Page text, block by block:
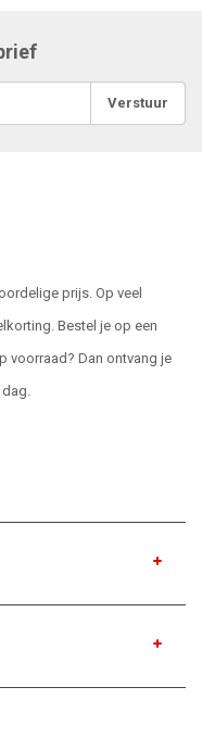
Verstuur
prijs. Op veel
Bestel je op een
voorraad? Dan ontvang je